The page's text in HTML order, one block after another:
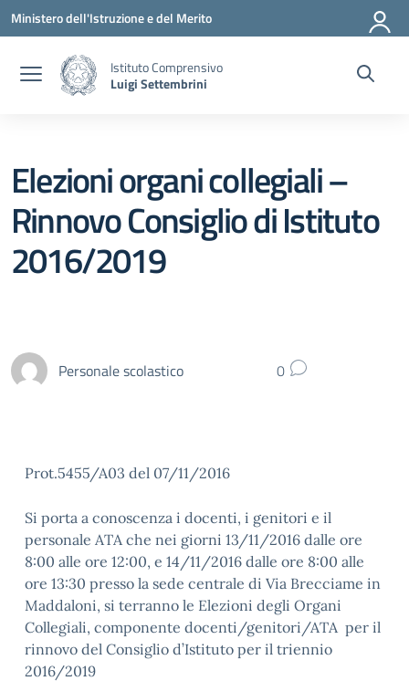
Vai ai contenuti
Vai al menu di navigazione
Vai al footer
Ministero dell'Istruzione e del Merito
Istituto Comprensivo
Luigi Settembrini
Elezioni organi collegiali –
Rinnovo Consiglio di Istituto
2016/2019
Personale scolastico 0
Prot.5455/A03 del 07/11/2016
Si porta a conoscenza i docenti, i genitori e il
personale ATA che nei giorni 13/11/2016 dalle ore
8:00 alle ore 12:00, e 14/11/2016 dalle ore 8:00 alle
ore 13:30 presso la sede centrale di Via Brecciame in
Maddaloni, si terranno le Elezioni degli Organi
Collegiali, componente docenti/genitori/ATA per il
rinnovo del Consiglio d’Istituto per il triennio
2016/2019